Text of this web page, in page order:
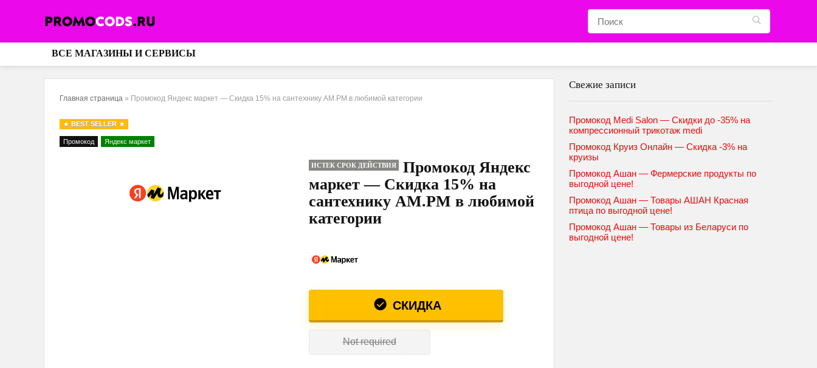
ВСЕ МАГАЗИНЫ И СЕРВИСЫ
Главная страница » Промокод Яндекс маркет — Скидка 15% на сантехнику AM.РM в любимой категории
BEST SELLER
Промокод Яндекс маркет
ИСТЕК СРОК ДЕЙСТВИЯ
Промокод Яндекс
маркет — Скидка 15% на
сантехнику AM.РM в любимой
категории
СКИДКА
Not required
Свежие записи
Промокод Medi Salon — Скидки до -35% на
компрессионный трикотаж medi
Промокод Круиз Онлайн — Скидка -3% на
круизы
Промокод Ашан — Фермерские продукты по
выгодной цене!
Промокод Ашан — Товары АШАН Красная
птица по выгодной цене!
Промокод Ашан — Товары из Беларуси по
выгодной цене!